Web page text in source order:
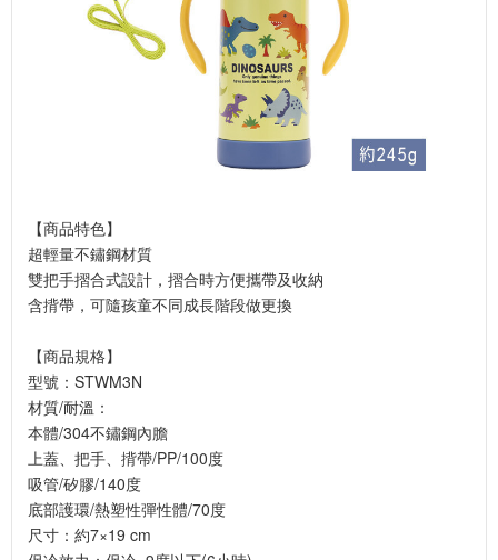
【商品特色】
超輕量不鏽鋼材質
雙把手摺合式設計，摺合時方便攜帶及收納
含揹帶，可隨孩童不同成長階段做更換
【商品規格】
型號：STWM3N
材質/耐溫：
本體/304不鏽鋼內膽
上蓋、把手、揹帶/PP/100度
吸管/矽膠/140度
底部護環/熱塑性彈性體/70度
尺寸：約7×19 cm